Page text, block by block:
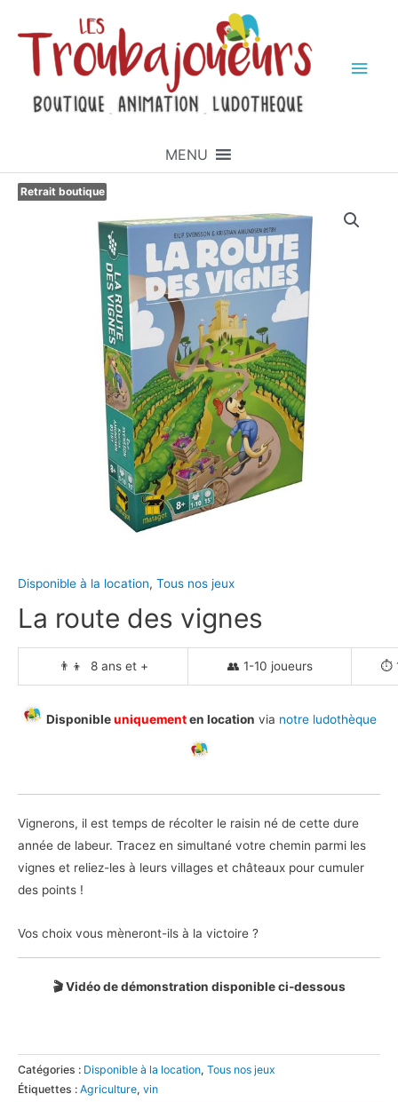
MENU
Retrait boutique
Disponible à la location, Tous nos jeux
La route des vignes
👨‍👦 8 ans et + 👥 1-10 joueurs ⏱️
Disponibleuniquementen location via notre ludothèque
Vignerons, il est temps de récolter le raisin né de cette dure
année de labeur. Tracez en simultané votre chemin parmi les
vignes et reliez-les à leurs villages et châteaux pour cumuler
des points !
Vos choix vous mèneront-ils à la victoire ?
🎬 Vidéo de démonstration disponible ci-dessous
Catégories : Disponible à la location, Tous nos jeux
Étiquettes : Agriculture, vin